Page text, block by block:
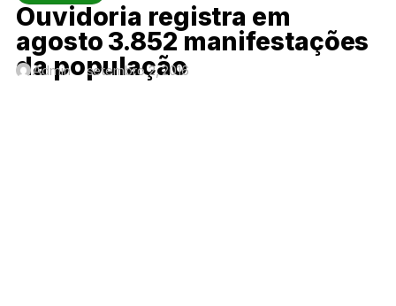
Ouvidoria registra em
agosto 3.852 manifestações
da população
Admin setembro 2, 2016